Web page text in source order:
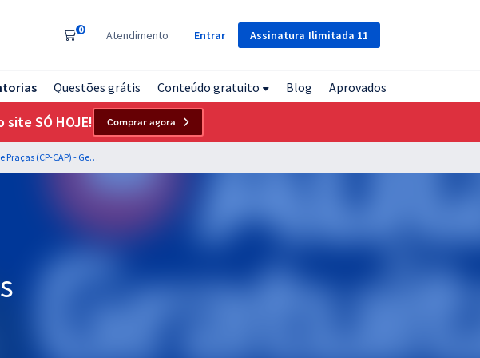
Assinatura Ilimitada 11
0 Atendimento Entrar
Questões grátis Conteúdo gratuito Blog Aprovados
SÓ HOJE! Comprar agora
Marinha do Brasil - Corpo Auxiliar de Praças (CP-CAP) - Gestão de Processos para o cargo de Auxiliar Técnico de Praças (QATP) - Administração - Professor: Cosme Sérgio (Pós-Edital)